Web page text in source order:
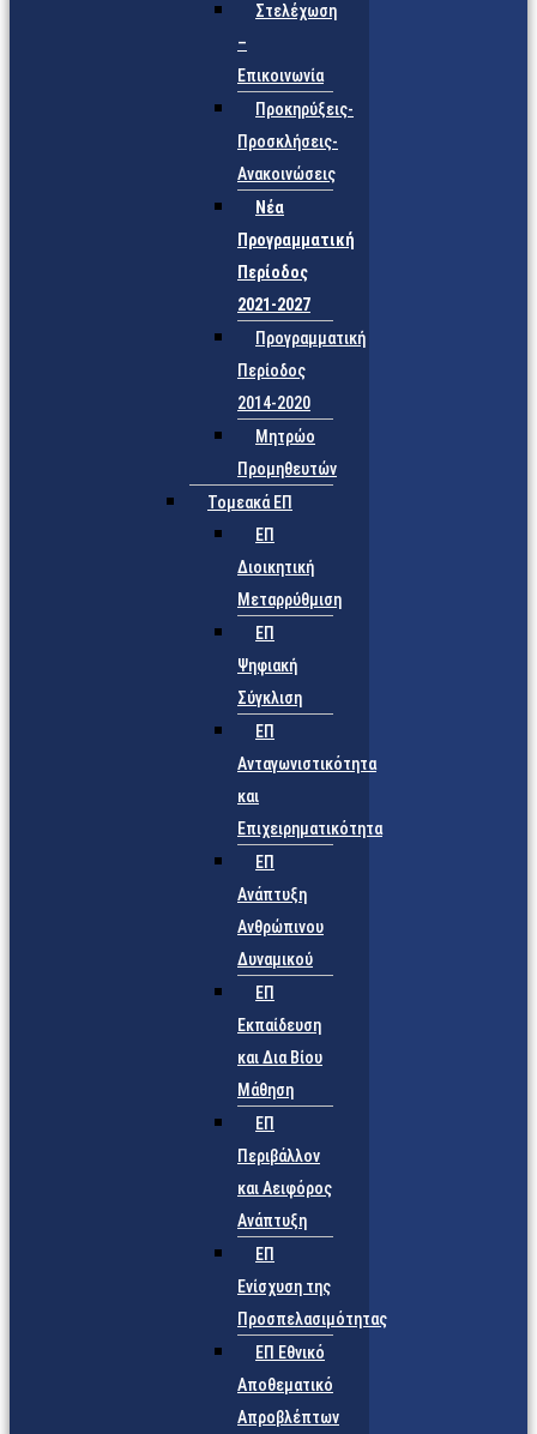
Στελέχωση
–
Επικοινωνία
Προκηρύξεις-
Προσκλήσεις-
Ανακοινώσεις
Νέα
Προγραμματική
Περίοδος
2021-2027
Προγραμματική
Περίοδος
2014-2020
Μητρώο
Προμηθευτών
Τομεακά ΕΠ
ΕΠ
Διοικητική
Μεταρρύθμιση
ΕΠ
Ψηφιακή
Σύγκλιση
ΕΠ
Ανταγωνιστικότητα
και
Επιχειρηματικότητα
ΕΠ
Ανάπτυξη
Ανθρώπινου
Δυναμικού
ΕΠ
Εκπαίδευση
και Δια Βίου
Μάθηση
ΕΠ
Περιβάλλον
και Αειφόρος
Ανάπτυξη
ΕΠ
Ενίσχυση της
Προσπελασιμότητας
ΕΠ Εθνικό
Αποθεματικό
Απροβλέπτων